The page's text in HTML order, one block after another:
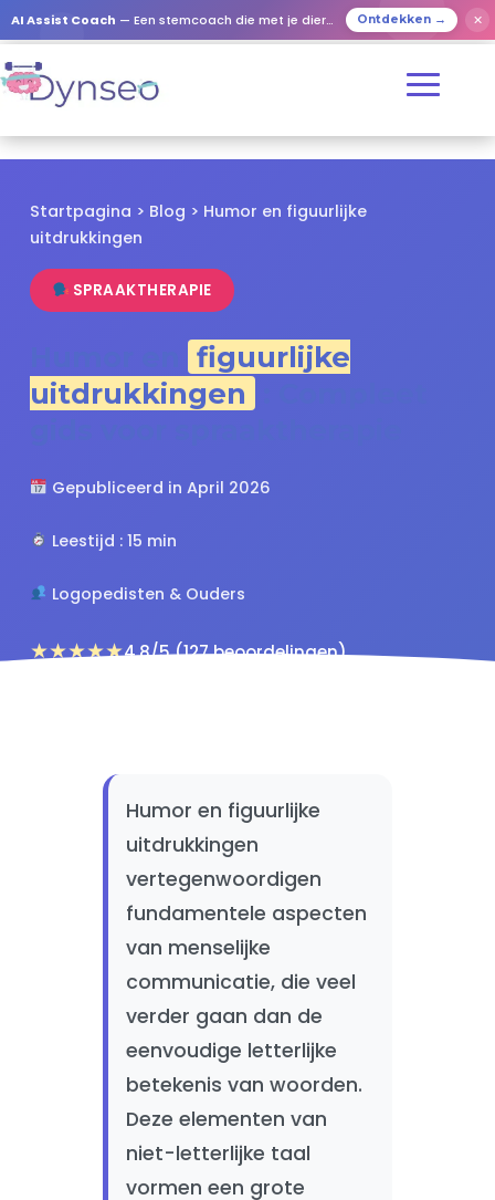
AI Assist Coach — Een stemcoach die met je dierbaren speelt Ontdekken → ✕
Startpagina > Blog > Humor en figuurlijke
uitdrukkingen
SPRAAKTHERAPIE
figuurlijke
uitdrukkingen
Gepubliceerd in April 2026
Leestijd : 15 min
Logopedisten & Ouders
★★★★★4.8/5 (127 beoordelingen)
Humor en figuurlijke
uitdrukkingen
vertegenwoordigen
fundamentele aspecten
van menselijke
communicatie, die veel
verder gaan dan de
eenvoudige letterlijke
betekenis van woorden.
Deze elementen van
niet-letterlijke taal
vormen een grote